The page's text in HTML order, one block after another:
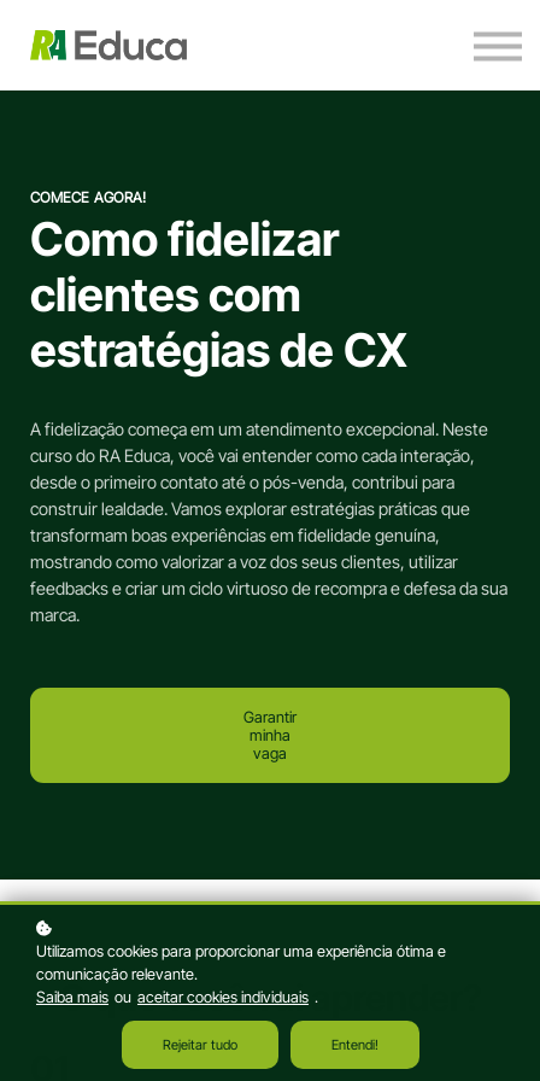
Contato
COMECE AGORA!
Como fidelizar
clientes com
estratégias de CX
A fidelização começa em um atendimento excepcional. Neste
curso do RA Educa, você vai entender como cada interação,
desde o primeiro contato até o pós-venda, contribui para
construir lealdade. Vamos explorar estratégias práticas que
transformam boas experiências em fidelidade genuína,
mostrando como valorizar a voz dos seus clientes, utilizar
feedbacks e criar um ciclo virtuoso de recompra e defesa da sua
marca.
Garantir
minha
vaga
O que você vai aprender?
Utilizamos cookies para proporcionar uma experiência ótima e
comunicação relevante.
Saiba mais ou aceitar cookies individuais .
Rejeitar tudo Entendi!